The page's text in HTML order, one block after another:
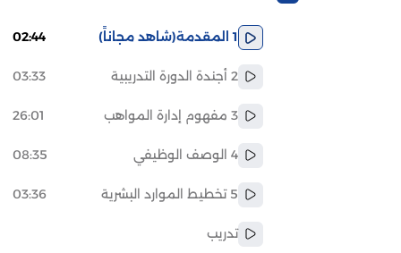
1 المقدمة (شاهد مجاناً) 02:44
2 أجندة الدورة التدريبية 03:33
3 مفهوم إدارة المواهب 26:01
4 الوصف الوظيفي 08:35
5 تخطيط الموارد البشرية 03:36
تدريب